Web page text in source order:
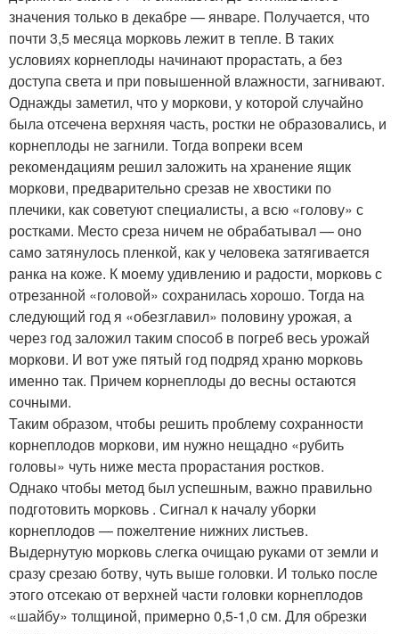
значения только в декабре — январе. Получается, что
почти 3,5 месяца морковь лежит в тепле. В таких
условиях корнеплоды начинают прорастать, а без
доступа света и при повышенной влажности, загнивают.
Однажды заметил, что у моркови, у которой случайно
была отсечена верхняя часть, ростки не образовались, и
корнеплоды не загнили. Тогда вопреки всем
рекомендациям решил заложить на хранение ящик
моркови, предварительно срезав не хвостики по
плечики, как советуют специалисты, а всю «голову» с
ростками. Место среза ничем не обрабатывал — оно
само затянулось пленкой, как у человека затягивается
ранка на коже. К моему удивлению и радости, морковь с
отрезанной «головой» сохранилась хорошо. Тогда на
следующий год я «обезглавил» половину урожая, а
через год заложил таким способ в погреб весь урожай
моркови. И вот уже пятый год подряд храню морковь
именно так. Причем корнеплоды до весны остаются
сочными.
Таким образом, чтобы решить проблему сохранности
корнеплодов моркови, им нужно нещадно «рубить
головы» чуть ниже места прорастания ростков.
Однако чтобы метод был успешным, важно правильно
подготовить морковь . Сигнал к началу уборки
корнеплодов — пожелтение нижних листьев.
Выдернутую морковь слегка очищаю руками от земли и
сразу срезаю ботву, чуть выше головки. И только после
этого отсекаю от верхней части головки корнеплодов
«шайбу» толщиной, примерно 0,5-1,0 см. Для обрезки